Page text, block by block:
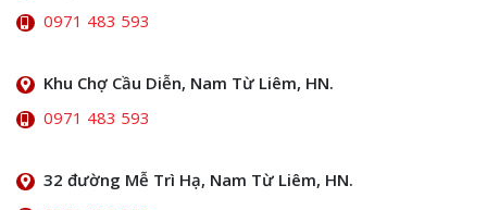
0971 483 593
Khu Chợ Cầu Diễn, Nam Từ Liêm, HN.
0971 483 593
32 đường Mễ Trì Hạ, Nam Từ Liêm, HN.